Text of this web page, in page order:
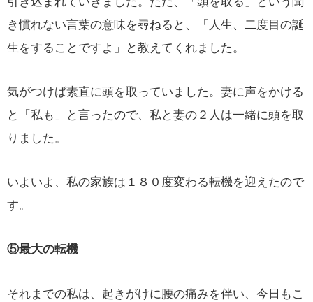
き慣れない言葉の意味を尋ねると、「人生、二度目の誕
生をすることですよ」と教えてくれました。
気がつけば素直に頭を取っていました。妻に声をかける
と「私も」と言ったので、私と妻の２人は一緒に頭を取
りました。
いよいよ、私の家族は１８０度変わる転機を迎えたので
す。
⑤最大の転機
それまでの私は、起きがけに腰の痛みを伴い、今日もこ